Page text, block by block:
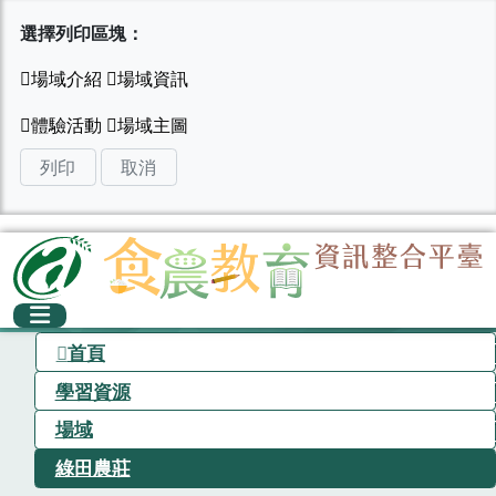
選擇列印區塊：
列印 取消
首頁
學習資源
場域
綠田農莊